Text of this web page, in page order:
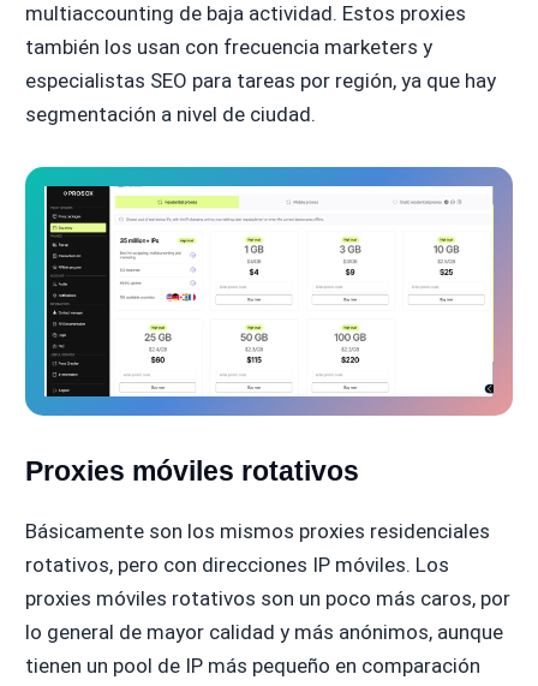
multiaccounting de baja actividad. Estos proxies
también los usan con frecuencia marketers y
especialistas SEO para tareas por región, ya que hay
segmentación a nivel de ciudad.
Proxies móviles rotativos
Básicamente son los mismos proxies residenciales
rotativos, pero con direcciones IP móviles. Los
proxies móviles rotativos son un poco más caros, por
lo general de mayor calidad y más anónimos, aunque
tienen un pool de IP más pequeño en comparación